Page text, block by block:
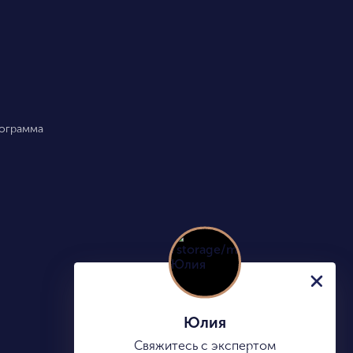
Юлия
Свяжитесь с экспертом